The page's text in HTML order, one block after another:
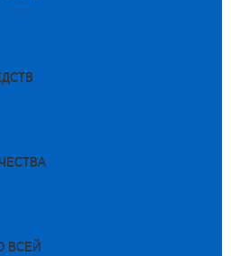
ВСЕЙ